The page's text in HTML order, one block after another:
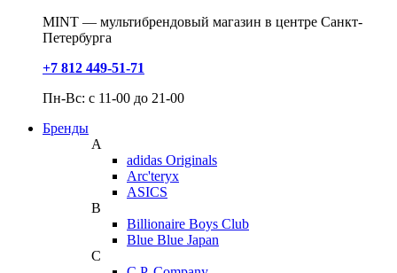
MINT — мультибрендовый магазин в центре Санкт-
Петербурга
+7 812 449-51-71
Пн-Вс: с 11-00 до 21-00
Бренды
A
adidas Originals
Arc'teryx
ASICS
B
Billionaire Boys Club
Blue Blue Japan
C